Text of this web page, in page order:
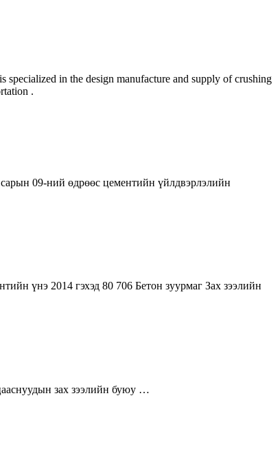
in the design manufacture and supply of crushing
.
09-ний өдрөөс цементийн үйлдвэрлэлийн
үнэ 2014 гэхэд 80 706 Бетон зуурмаг Зах зээлийн
зах зээлийн буюу …